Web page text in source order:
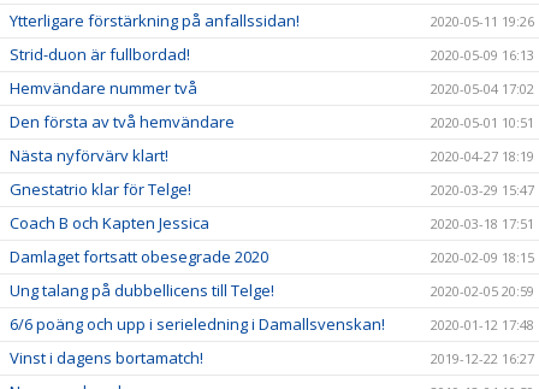
Ytterligare förstärkning på anfallssidan! 2020-05-11 19:26
Strid-duon är fullbordad! 2020-05-09 16:13
Hemvändare nummer två 2020-05-04 17:02
Den första av två hemvändare 2020-05-01 10:51
Nästa nyförvärv klart! 2020-04-27 18:19
Gnestatrio klar för Telge! 2020-03-29 15:47
Coach B och Kapten Jessica 2020-03-18 17:51
Damlaget fortsatt obesegrade 2020 2020-02-09 18:15
Ung talang på dubbellicens till Telge! 2020-02-05 20:59
6/6 poäng och upp i serieledning i Damallsvenskan! 2020-01-12 17:48
Vinst i dagens bortamatch! 2019-12-22 16:27